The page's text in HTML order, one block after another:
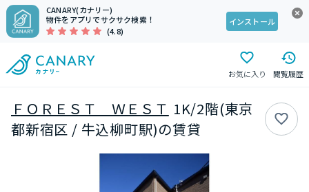
CANARY(カナリー)
物件をアプリでサクサク検索！
(4.8)
インストール
お気に入り 閲覧履歴
ＦＯＲＥＳＴ ＷＥＳＴ 1K/2階(東京
都新宿区 / 牛込柳町駅)の賃貸